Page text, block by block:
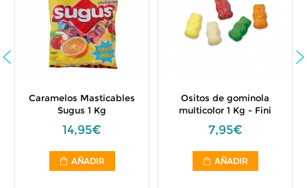
Masticables
Sugus 1 Kg
AÑADIR
Ositos de gominola
multicolor 1 Kg - Fini
AÑADIR